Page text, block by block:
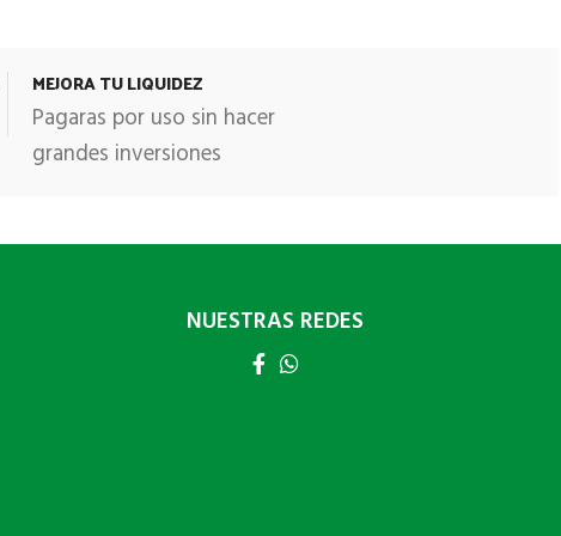
MEJORA TU LIQUIDEZ
Pagaras por uso sin hacer
grandes inversiones
NUESTRAS REDES